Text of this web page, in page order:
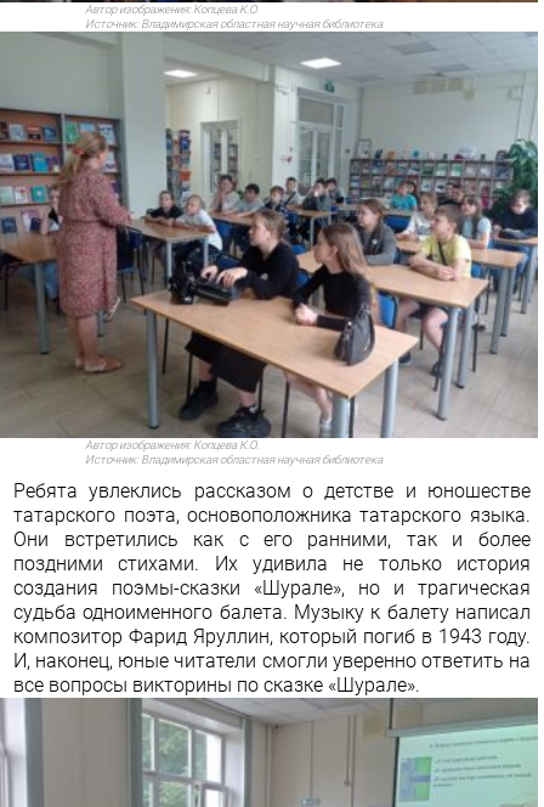
Автор изображения:Копцева К.О.
Источник:Владимирская областная научная библиотека
Автор изображения:Копцева К.О.
Источник:Владимирская областная научная библиотека
Ребята увлеклись рассказом о детстве и юношестве
татарского поэта, основоположникататарского языка.
Они встретились как с его ранними, так и более
поздними стихами. Их удивила не только история
создания поэмы-сказки «Шурале», но и трагическая
судьба одноименного балета. Музыку к балету написал
композиторФарид Яруллин, который погиб в 1943 году.
И, наконец, юные читатели смогли уверенно ответить на
все вопросы викторины по сказке «Шурале».